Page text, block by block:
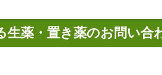
生薬・置き薬のお問い合